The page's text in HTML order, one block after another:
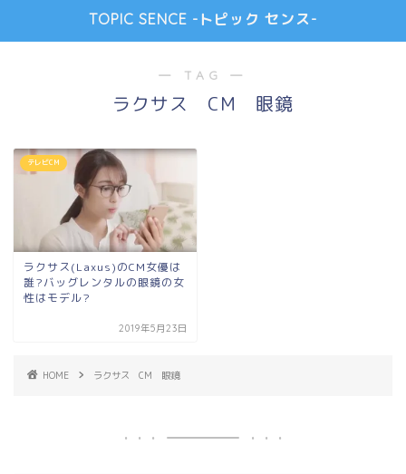
TOPIC SENCE -トピック センス-
― TAG ―
ラクサス CM 眼鏡
テレビCM
ラクサス(Laxus)のCM女優は
誰?バッグレンタルの眼鏡の女
性はモデル?
2019年5月23日
HOME ラクサス CM 眼鏡